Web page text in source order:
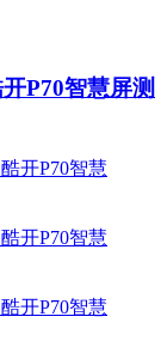
P70智慧屏测